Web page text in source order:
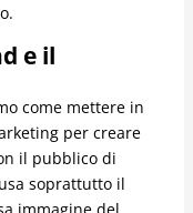
e il
come mettere in
per creare
il pubblico di
soprattutto il